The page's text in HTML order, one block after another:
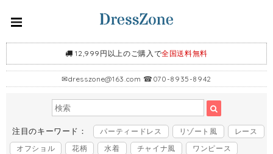
12,999円以上のご購入で全国送料無料
✉dresszone@163.com ☎070-8935-8942
注目のキーワード： パーティードレス リゾート風
レース
オフショル
花柄 水着 チャイナ風
ワンピース